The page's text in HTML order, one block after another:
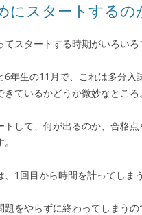
にスタートするの
スタートする時期がいろいろ
年生の11月で、これは多分入
ているかどうか微妙なところ。
トして、何が出るのか、合格
1回目から時間を計ってしま
題をやらずに終わってしまう